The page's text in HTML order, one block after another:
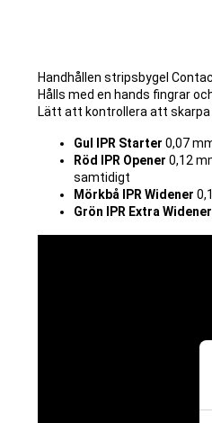
Handhållen stripsbygel
Hålls med en hands fingrar
Lätt att kontrollera att skarpa
Gul IPR Starter 0,07
Röd IPR Opener 0,12
samtidigt
Mörkbå IPR Widener
Grön IPR Extra Widener